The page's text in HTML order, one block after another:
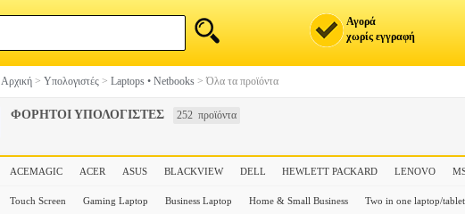
Αγορά
χωρίς εγγραφή
Αρχική > Υπολογιστές > Laptops • Netbooks >Όλα τα προϊόντα
ΦΟΡΗΤΟΙ ΥΠΟΛΟΓΙΣΤΕΣ 252 προϊόντα
ACEMAGIC ACER ASUS BLACKVIEW DELL HEWLETT PACKARD LENOVO
Touch Screen Gaming Laptop Business Laptop Home & Small Business Two in one laptop/tablet